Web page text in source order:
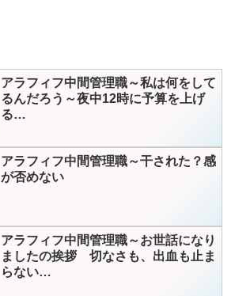
アラフィフ中間管理職～私は何をして
るんだろう～夜中12時に予算を上げ
る…
アラフィフ中間管理職～干された？感
が否めない
アラフィフ中間管理職～お世話になり
ましたの挨拶 切なさも、出血も止ま
らない…